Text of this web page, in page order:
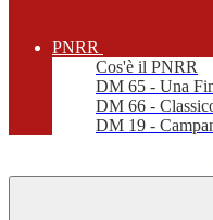
PNRR
Cos'è il PNRR
DM 65 - Una
DM 66 -
DM 19 -